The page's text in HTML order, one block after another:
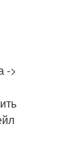
->